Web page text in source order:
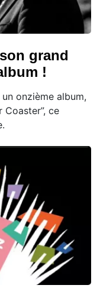
grand
!
onzième album,
Coaster”, ce